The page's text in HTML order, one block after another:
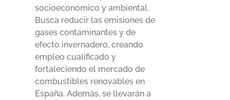
socioeconómico y ambiental.
Busca reducir las emisiones de
gases contaminantes y de
efecto invernadero, creando
empleo cualificado y
fortaleciendo el mercado de
combustibles renovables en
España. Además, se llevarán a